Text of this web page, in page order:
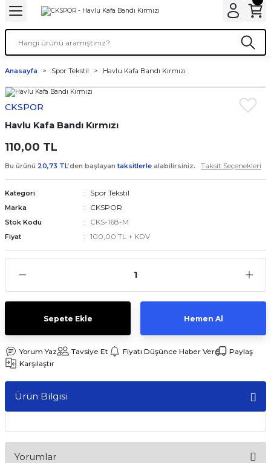
Anasayfa Spor Tekstil Havlu Kafa Bandı Kırmızı
CKSPOR
Havlu Kafa Bandı Kırmızı
110,00 TL
Bu ürünü 20,73 TL’den başlayantaksitlerle alabilirsiniz. Taksit Seçenekleri
Kategori Spor Tekstil
Marka CKSPOR
Stok Kodu CKS-168-M
Fiyat 100,00 TL + KDV
Sepete Ekle Hemen Al
Yorum Yaz Tavsiye Et Fiyatı Düşünce Haber Ver
Paylaş
Karşılaştır
Ürün Bilgisi
Yorumlar